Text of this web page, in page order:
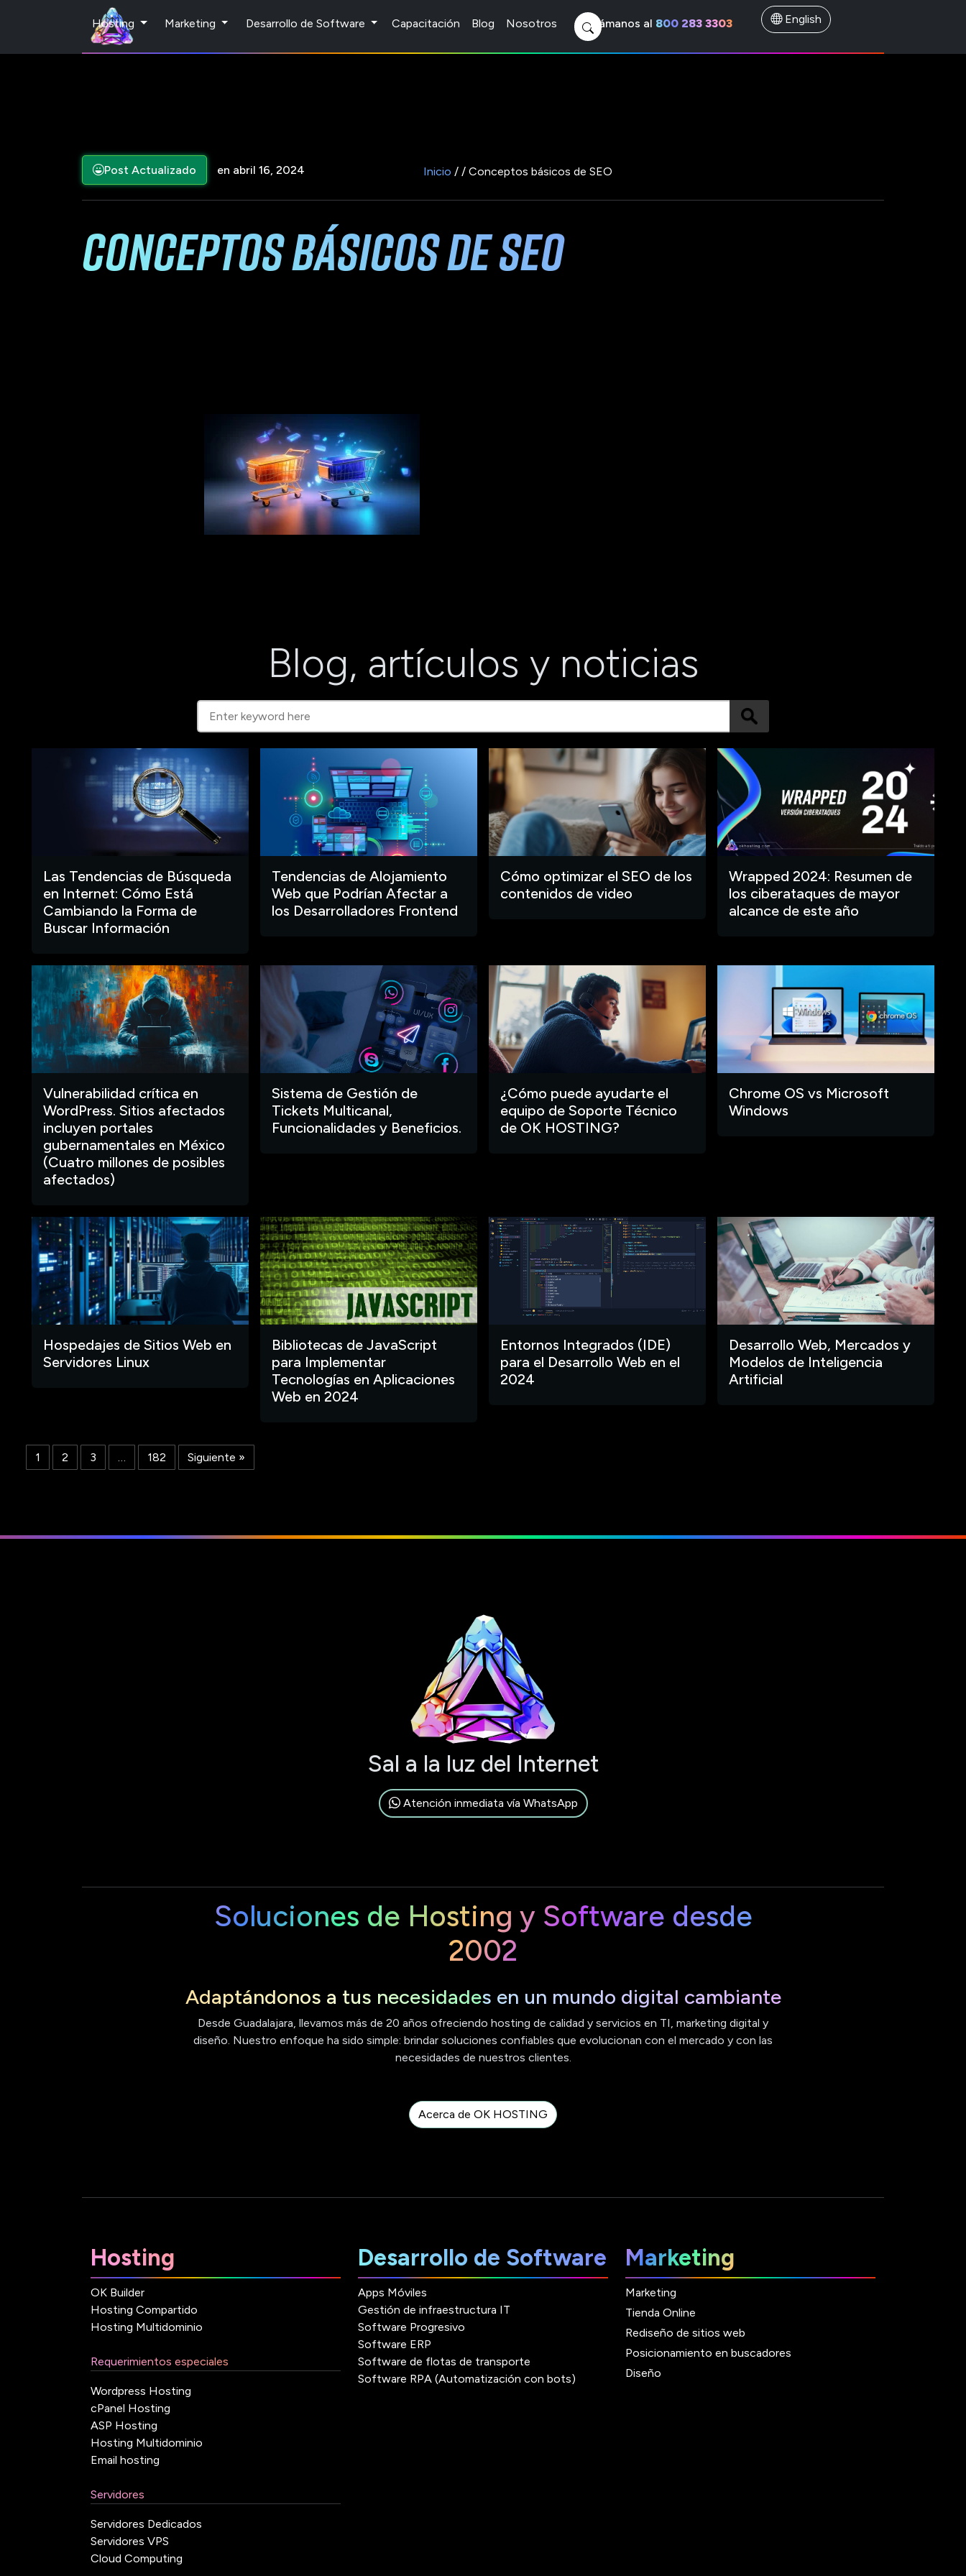
Hosting Marketing Desarrollo de Software Capacitación Blog Nosotros Llámanos al 800 283 3303 English
Post Actualizado en abril 16, 2024 Inicio / / Conceptos básicos de SEO
Conceptos básicos de SEO
Blog, artículos y noticias
Las Tendencias de Búsqueda
en Internet: Cómo Está
Cambiando la Forma de
Buscar Información
Tendencias de Alojamiento
Web que Podrían Afectar a
los Desarrolladores Frontend
Cómo optimizar el SEO de los
contenidos de video
Wrapped 2024: Resumen de
los ciberataques de mayor
alcance de este año
Vulnerabilidad crítica en
WordPress. Sitios afectados
incluyen portales
gubernamentales en México
(Cuatro millones de posibles
afectados)
Sistema de Gestión de
Tickets Multicanal,
Funcionalidades y Beneficios.
¿Cómo puede ayudarte el
equipo de Soporte Técnico
de OK HOSTING?
Chrome OS vs Microsoft
Windows
Hospedajes de Sitios Web en
Servidores Linux
Bibliotecas de JavaScript
para Implementar
Tecnologías en Aplicaciones
Web en 2024
Entornos Integrados (IDE)
para el Desarrollo Web en el
2024
Desarrollo Web, Mercados y
Modelos de Inteligencia
Artificial
1 2 3 … 182 Siguiente »
Sal a la luz del Internet
Atención inmediata vía WhatsApp
Soluciones de Hosting y Software desde
2002
Adaptándonos a tus necesidades en un mundo digital cambiante
Desde Guadalajara, llevamos más de 20 años ofreciendo hosting de calidad y servicios en TI, marketing digital y
diseño. Nuestro enfoque ha sido simple: brindar soluciones confiables que evolucionan con el mercado y con las
necesidades de nuestros clientes.
Acerca de OK HOSTING
Hosting
OK Builder
Hosting Compartido
Hosting Multidominio
Requerimientos especiales
Wordpress Hosting
cPanel Hosting
ASP Hosting
Hosting Multidominio
Email hosting
Servidores
Servidores Dedicados
Servidores VPS
Cloud Computing
Desarrollo de Software
Apps Móviles
Gestión de infraestructura IT
Software Progresivo
Software ERP
Software de flotas de transporte
Software RPA (Automatización con bots)
Marketing
Marketing
Tienda Online
Rediseño de sitios web
Posicionamiento en buscadores
Diseño